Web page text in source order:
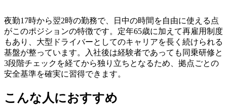
夜勤17時から翌2時の勤務で、日中の時間を自由に使える点
がこのポジションの特徴です。定年65歳に加えて再雇用制度
もあり、大型ドライバーとしてのキャリアを長く続けられる
基盤が整っています。入社後は経験者であっても同乗研修と
3段階チェックを経てから独り立ちとなるため、拠点ごとの
安全基準を確実に習得できます。
こんな人におすすめ